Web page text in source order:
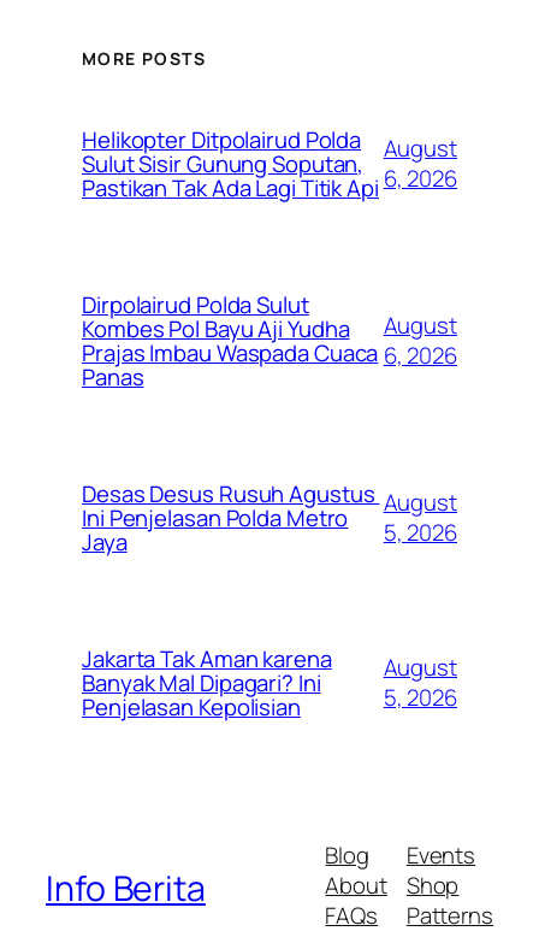
MORE POSTS
Helikopter Ditpolairud Polda
Sulut Sisir Gunung Soputan,
Pastikan Tak Ada Lagi Titik Api
August
6, 2026
Dirpolairud Polda Sulut
Kombes Pol Bayu Aji Yudha
Prajas Imbau Waspada Cuaca
Panas
August
6, 2026
Desas Desus Rusuh Agustus
Ini Penjelasan Polda Metro
Jaya
August
5, 2026
Jakarta Tak Aman karena
Banyak Mal Dipagari? Ini
Penjelasan Kepolisian
August
5, 2026
Info Berita
Blog
About
FAQs
Events
Shop
Patterns